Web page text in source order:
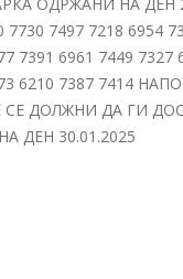
7497 7218 6954
7391 6961 7449 7327
6210 7387 7414
СЕ ДОЛЖНИ ДА ГИ
ДЕН 30.01.2025